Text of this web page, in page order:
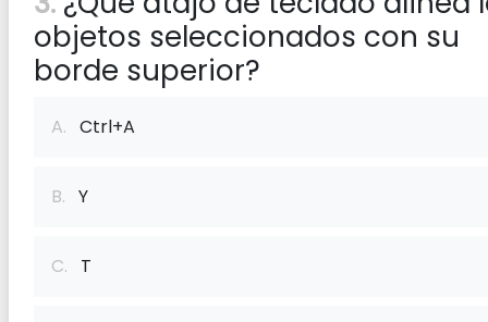
objetos seleccionados con su
borde superior?
A. Ctrl+A
B. Y
C. T